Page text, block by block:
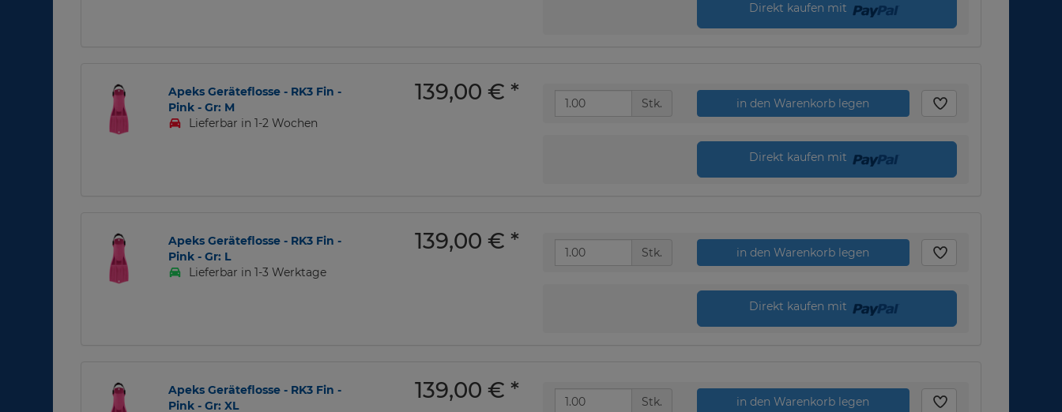
Direkt kaufen mit
Apeks Geräteflosse - RK3 Fin -
Pink - Gr: M
Lieferbar in 1-2 Wochen
139,00 € * Stk. in den Warenkorb legen
Direkt kaufen mit
Apeks Geräteflosse - RK3 Fin -
Pink - Gr: L
Lieferbar in 1-3 Werktage
139,00 € * Stk. in den Warenkorb legen
Direkt kaufen mit
Apeks Geräteflosse - RK3 Fin -
Pink - Gr: XL
139,00 € * Stk. in den Warenkorb legen